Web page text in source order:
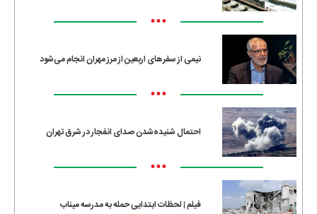
•••
نیمی از سفرهای اربعین از مرز مهران انجام می‌شود
•••
احتمال شنیده‌شدن صدای انفجار در شرق تهران
•••
فیلم | لحظات ابتدایی حمله به مدرسه میناب